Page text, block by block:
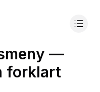
—
forklart